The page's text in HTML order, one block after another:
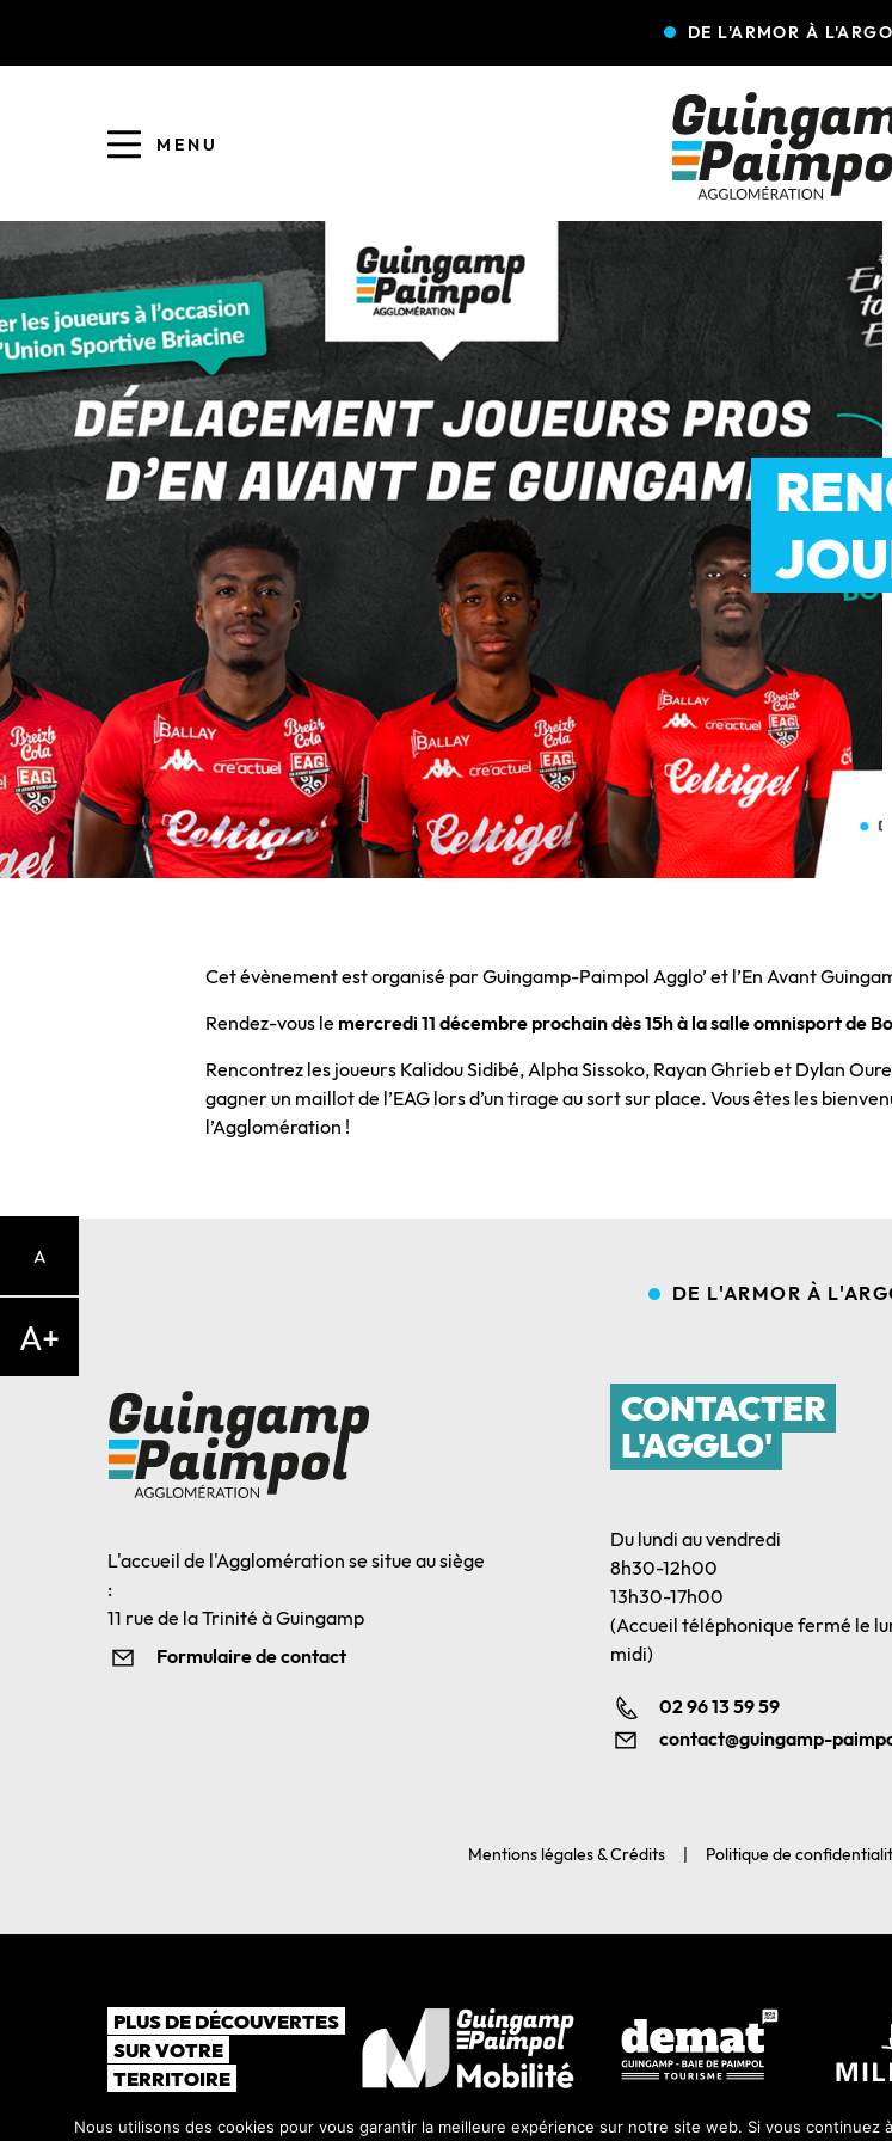
DE L'ARMOR À
MENU
ENFANCE JEUNESSE L'AGGLO' RECRUTE
ASSOCIATIONS PISCINES
A
A+
Cet évènement est organisé par Guingamp-Paimpol Agglo’ et l’En Avant
Rendez-vous le mercredi 11 décembre prochain dès 15h à la salle omnisport de
Rencontrez les joueurs Kalidou Sidibé, Alpha Sissoko, Rayan Ghrieb et Dylan
gagner un maillot de l’EAG lors d’un tirage au sort sur place. Vous êtes les
l’Agglomération !
DE L'ARMOR À
L'accueil de l'Agglomération se situe au siège
:
11 rue de la Trinité à Guingamp
Formulaire de contact
CONTACTER
L'AGGLO'
Du lundi au vendredi
8h30-12h00
13h30-17h00
(Accueil téléphonique fermé le
midi)
02 96 13 59 59
contact@guingamp-
Mentions légales & Crédits Politique de
PLUS DE DÉCOUVERTES
SUR VOTRE
TERRITOIRE
Nous utilisons des cookies pour vous garantir la meilleure expérience sur notre site web. Si vous continuez